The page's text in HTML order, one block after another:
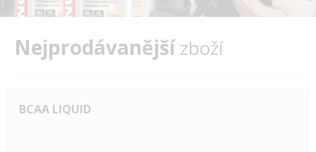
Nejprodávanějšízboží
BCAA LIQUID